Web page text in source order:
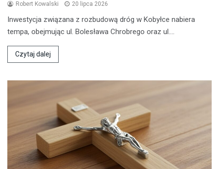
Robert Kowalski 20 lipca 2026
Inwestycja związana z rozbudową dróg w Kobyłce nabiera
tempa, obejmując ul. Bolesława Chrobrego oraz ul.…
Czytaj dalej